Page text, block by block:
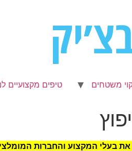
משטחים טיפים מקצועיים
את בעלי המקצוע והחברות